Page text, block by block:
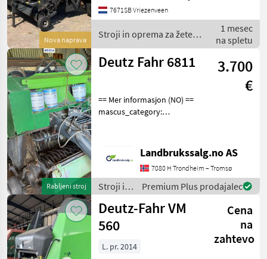
Nova naprava
Perswikkelcombinatie
7671SB Vriezenveen
Stroji in oprema za žetev
in spravilo / Deutz Fahr
1 mesec
na spletu
Rabljeni stroj
Deutz Fahr 6811
3.700
€
== Mer informasjon (NO) ==
mascus_category:
upon request: 8834 See
en.landbrukssalg.no/8834
for more images Specif
Landbrukssalg.no AS
7080 H Trondheim – Tromsø
Stroji in
oprema
za žetev
in
spravilo
/ Deutz
Premium Plus prodajalec
Deutz-Fahr VM
560
Cena
na
zahtevo
L. pr. 2014